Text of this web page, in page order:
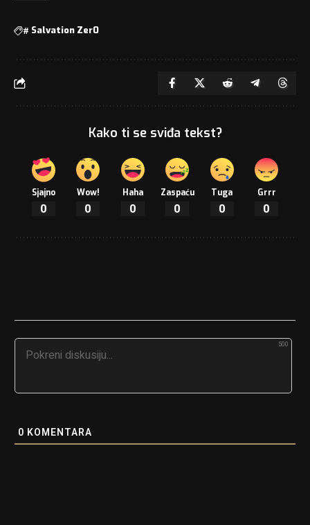
# Salvation Zer0
Kako ti se sviđa tekst?
Sjajno
0
Wow!
0
Haha
0
Zaspaću
0
Tuga
0
Grrr
0
500
0 KOMENTARA